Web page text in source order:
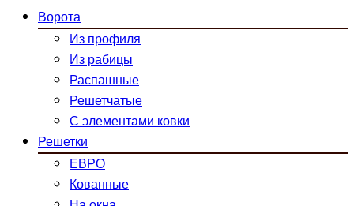
Ворота
Из профиля
Из рабицы
Распашные
Решетчатые
С элементами ковки
Решетки
ЕВРО
Кованные